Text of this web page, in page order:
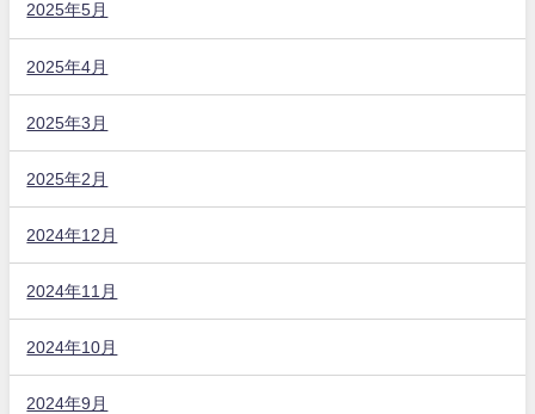
2025年5月
2025年4月
2025年3月
2025年2月
2024年12月
2024年11月
2024年10月
2024年9月